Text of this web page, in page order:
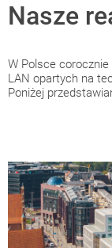
Nasze
W Polsce
LAN opartych na
Poniżej